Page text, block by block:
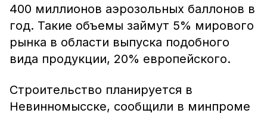
400 миллионов аэрозольных баллонов в
год. Такие объемы займут 5% мирового
рынка в области выпуска подобного
вида продукции, 20% европейского.
Строительство планируется в
Невинномысске, сообщили в минпроме